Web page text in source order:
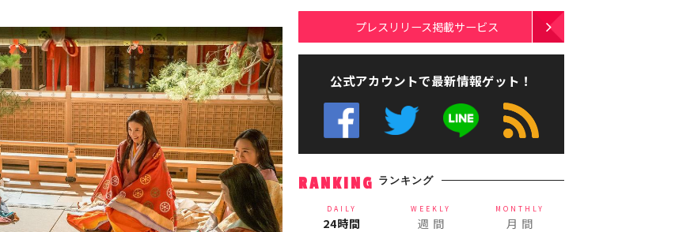
プレスリリース掲載サービス
公式アカウントで最新情報ゲット！
RANKING ランキング
DAILY
24時間
WEEKLY
週 間
MONTHLY
月 間